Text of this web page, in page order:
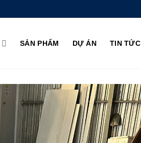
SẢN PHẨM DỰ ÁN TIN TỨC